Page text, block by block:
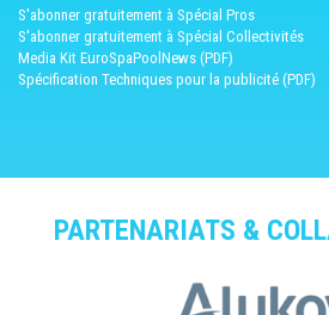
S'abonner gratuitement à Spécial Pros
S'abonner gratuitement à Spécial Collectivités
Media Kit EuroSpaPoolNews (PDF)
Spécification Techniques pour la publicité (PDF)
PARTENARIATS &